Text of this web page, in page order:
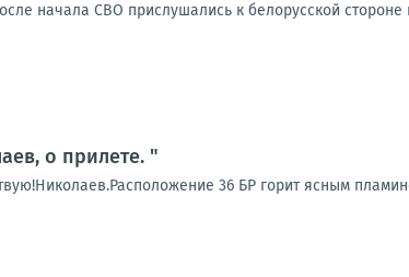
начала СВО прислушались к белорусской
о прилете. "
36 БР горит ясным